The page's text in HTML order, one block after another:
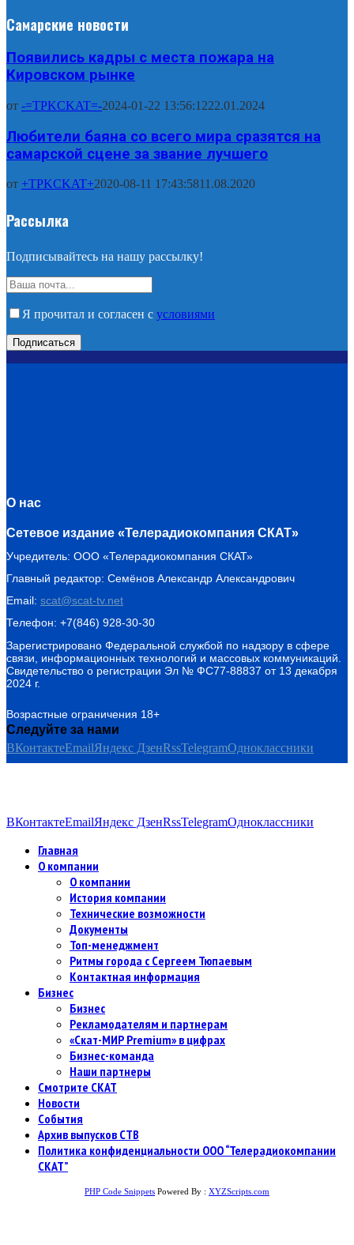
Самарские новости
Появились кадры с места пожара на
Кировском рынке
от -=TPKCKAT=-2024-01-22 13:56:1222.01.2024
Любители баяна со всего мира сразятся на
самарской сцене за звание лучшего
от +TPKCKAT+2020-08-11 17:43:5811.08.2020
Рассылка
Подписывайтесь на нашу рассылку!
Я прочитал и согласен с условиями
О нас
Сетевое издание «Телерадиокомпания СКАТ»
Учредитель: ООО «Телерадиокомпания СКАТ»
Главный редактор: Семёнов Александр Александрович
Email: scat@scat-tv.net
Телефон: +7(846) 928-30-30
Зарегистрировано Федеральной службой по надзору в сфере
связи, информационных технологий и массовых коммуникаций.
Свидетельство о регистрации Эл № ФС77-88837 от 13 декабря
2024 г.
Возрастные ограничения 18+
Следуйте за нами
ВКонтактеEmailЯндекс ДзенRssTelegramОдноклассники
ВКонтактеEmailЯндекс ДзенRssTelegramОдноклассники
Главная
О компании
О компании
История компании
Технические возможности
Документы
Топ-менеджмент
Ритмы города с Сергеем Тюпаевым
Контактная информация
Бизнес
Бизнес
Рекламодателям и партнерам
«Скат-МИР Premium» в цифрах
Бизнес-команда
Наши партнеры
Смотрите СКАТ
Новости
События
Архив выпусков СТВ
Политика конфиденциальности ООО “Телерадиокомпании
СКАТ”
PHP Code Snippets Powered By : XYZScripts.com